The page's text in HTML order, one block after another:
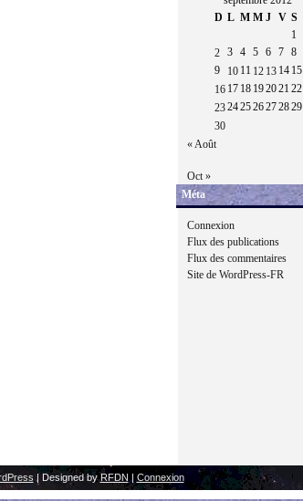
D L M M J V S
1
2
3 4 5 6 7
8
9
10 11 12 13 14 15
16 17 18 192021 22
23242526272829
30
« Août
Oct »
Méta
Connexion
Flux des publications
Flux des commentaires
Site de WordPress-FR
| Designed byRFDN | Connexion